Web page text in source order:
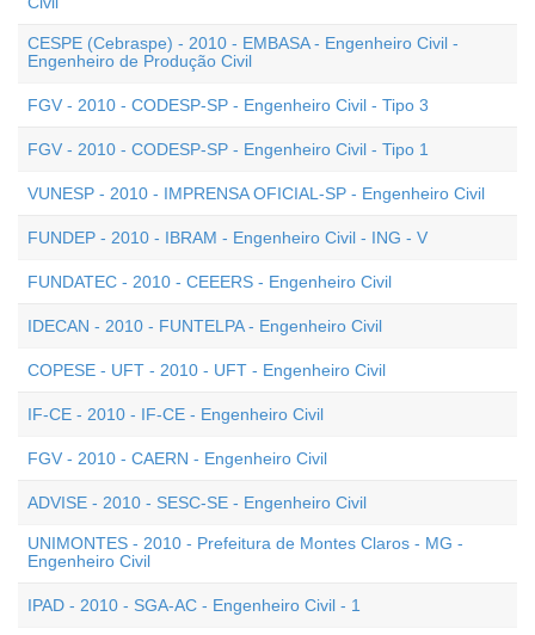
CESPE (Cebraspe) - 2010 - EMBASA - Engenheiro Civil -
Engenheiro de Produção Civil
FGV - 2010 - CODESP-SP - Engenheiro Civil - Tipo 3
FGV - 2010 - CODESP-SP - Engenheiro Civil - Tipo 1
VUNESP - 2010 - IMPRENSA OFICIAL-SP - Engenheiro Civil
FUNDEP - 2010 - IBRAM - Engenheiro Civil - ING - V
FUNDATEC - 2010 - CEEERS - Engenheiro Civil
IDECAN - 2010 - FUNTELPA - Engenheiro Civil
COPESE - UFT - 2010 - UFT - Engenheiro Civil
IF-CE - 2010 - IF-CE - Engenheiro Civil
FGV - 2010 - CAERN - Engenheiro Civil
ADVISE - 2010 - SESC-SE - Engenheiro Civil
UNIMONTES - 2010 - Prefeitura de Montes Claros - MG -
Engenheiro Civil
IPAD - 2010 - SGA-AC - Engenheiro Civil - 1